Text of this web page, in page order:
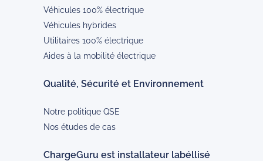
Véhicules 100% électrique
Véhicules hybrides
Utilitaires 100% électrique
Aides à la mobilité électrique
Qualité, Sécurité et Environnement
Notre politique QSE
Nos études de cas
ChargeGuru est installateur labéllisé